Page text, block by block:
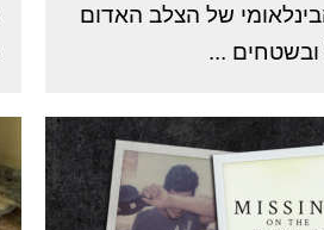
של הצלב האדום